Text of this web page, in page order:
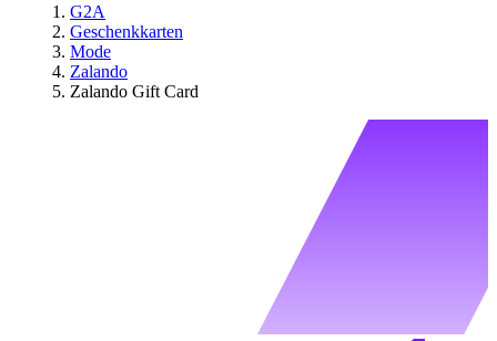
G2A
Geschenkkarten
Mode
Zalando
Zalando Gift Card